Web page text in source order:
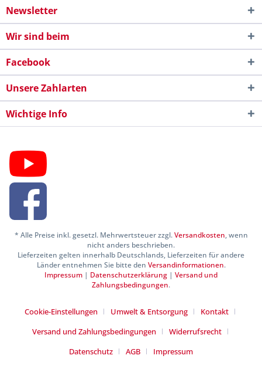
Newsletter
Wir sind beim
Facebook
Unsere Zahlarten
Wichtige Info
* Alle Preise inkl. gesetzl. Mehrwertsteuer zzgl.Versandkosten, wenn
nicht anders beschrieben.
Lieferzeiten gelten innerhalb Deutschlands, Lieferzeiten für andere
Länder entnehmen Sie bitte den Versandinformationen.
Impressum | Datenschutzerklärung | Versand und
Zahlungsbedingungen.
Cookie-Einstellungen Umwelt & Entsorgung
Kontakt
Versand und Zahlungsbedingungen
Widerrufsrecht
Datenschutz
AGB Impressum